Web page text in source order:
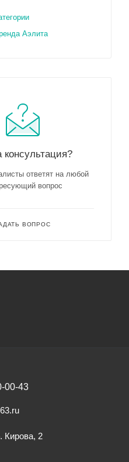
Аэлита
консультация?
ответят на любой
вопрос
ВОПРОС
00-43
Кирова, 2